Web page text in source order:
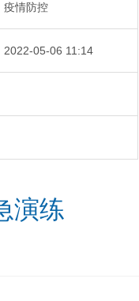
疫情防控
2022-05-06 11:14
演练